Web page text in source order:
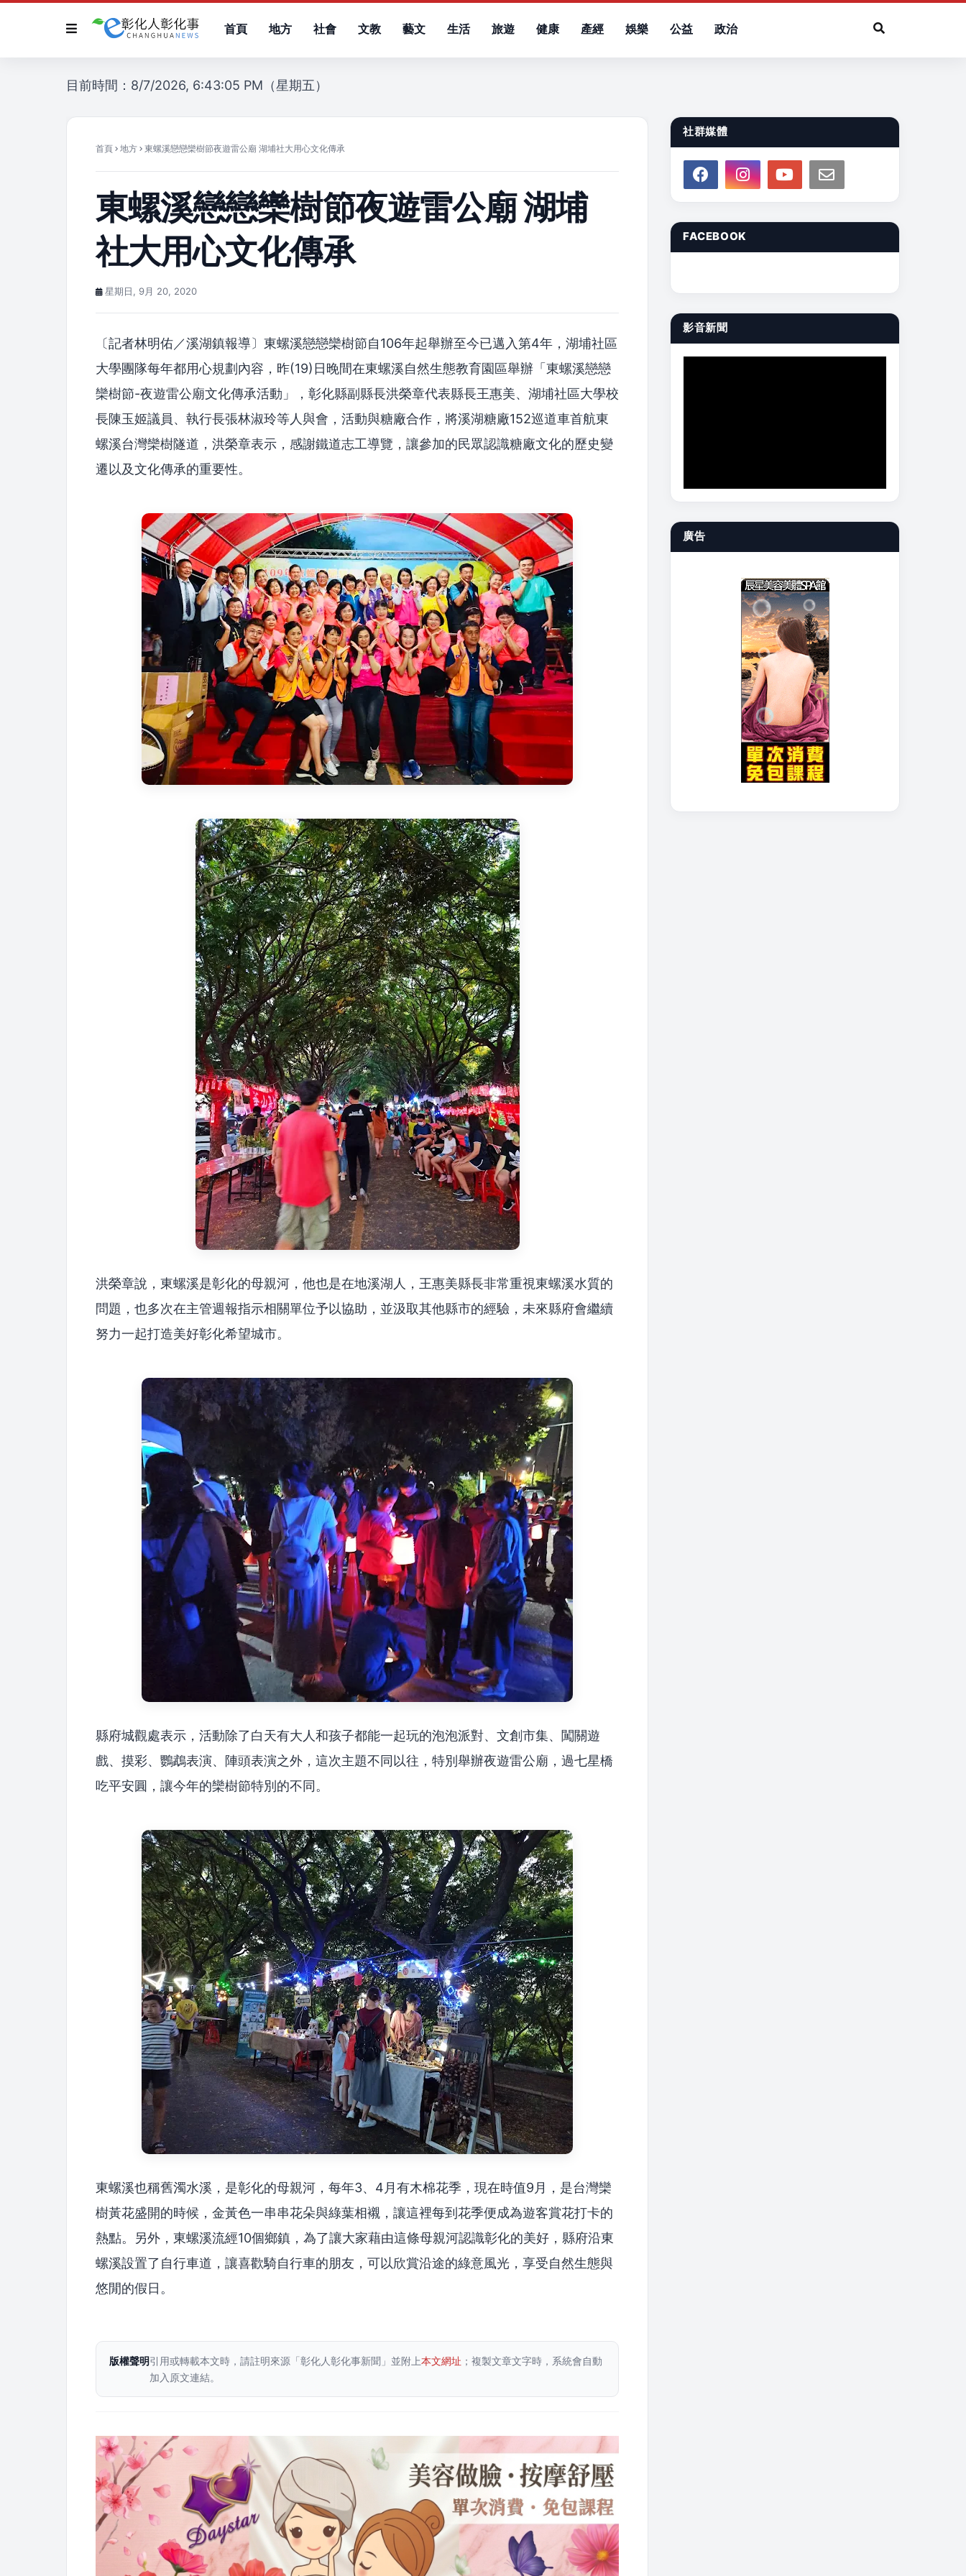
首頁 地方 社會 文教 藝文 生活 旅遊 健康 產經 娛樂 公益 政治
目前時間：8/7/2026, 6:43:05 PM（星期五）
首頁 地方 東螺溪戀戀欒樹節夜遊雷公廟 湖埔社大用心文化傳承
東螺溪戀戀欒樹節夜遊雷公廟 湖埔
社大用心文化傳承
星期日, 9月 20, 2020
〔記者林明佑／溪湖鎮報導〕東螺溪戀戀欒樹節自106年起舉辦至今已邁入第4年，湖埔社區
大學團隊每年都用心規劃內容，昨(19)日晚間在東螺溪自然生態教育園區舉辦「東螺溪戀戀
欒樹節-夜遊雷公廟文化傳承活動」，彰化縣副縣長洪榮章代表縣長王惠美、湖埔社區大學校
長陳玉姬議員、執行長張林淑玲等人與會，活動與糖廠合作，將溪湖糖廠152巡道車首航東
螺溪台灣欒樹隧道，洪榮章表示，感謝鐵道志工導覽，讓參加的民眾認識糖廠文化的歷史變
遷以及文化傳承的重要性。
洪榮章說，東螺溪是彰化的母親河，他也是在地溪湖人，王惠美縣長非常重視東螺溪水質的
問題，也多次在主管週報指示相關單位予以協助，並汲取其他縣市的經驗，未來縣府會繼續
努力一起打造美好彰化希望城市。
縣府城觀處表示，活動除了白天有大人和孩子都能一起玩的泡泡派對、文創市集、闖關遊
戲、摸彩、鸚鵡表演、陣頭表演之外，這次主題不同以往，特別舉辦夜遊雷公廟，過七星橋
吃平安圓，讓今年的欒樹節特別的不同。
東螺溪也稱舊濁水溪，是彰化的母親河，每年3、4月有木棉花季，現在時值9月，是台灣欒
樹黃花盛開的時候，金黃色一串串花朵與綠葉相襯，讓這裡每到花季便成為遊客賞花打卡的
熱點。另外，東螺溪流經10個鄉鎮，為了讓大家藉由這條母親河認識彰化的美好，縣府沿東
螺溪設置了自行車道，讓喜歡騎自行車的朋友，可以欣賞沿途的綠意風光，享受自然生態與
悠閒的假日。
版權聲明引用或轉載本文時，請註明來源「彰化人彰化事新聞」並附上本文網址 ；複製文章文字時，系統會自動
加入原文連結。
社群媒體
FACEBOOK
影音新聞
廣告